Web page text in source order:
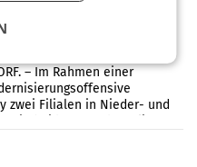
– Im Rahmen einer
zwei Filialen in Nieder- und